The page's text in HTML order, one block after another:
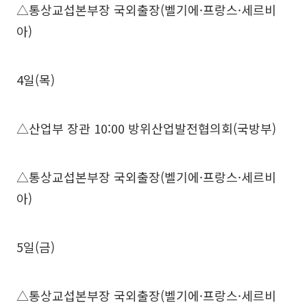
△통상교섭본부장 국외출장(벨기에·프랑스·세르비
아)
4일(목)
△산업부 장관 10:00 방위산업발전협의회(국방부)
△통상교섭본부장 국외출장(벨기에·프랑스·세르비
아)
5일(금)
△통상교섭본부장 국외출장(벨기에·프랑스·세르비